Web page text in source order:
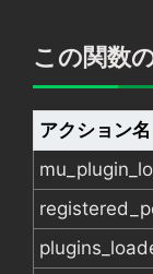
この関数
アクション名